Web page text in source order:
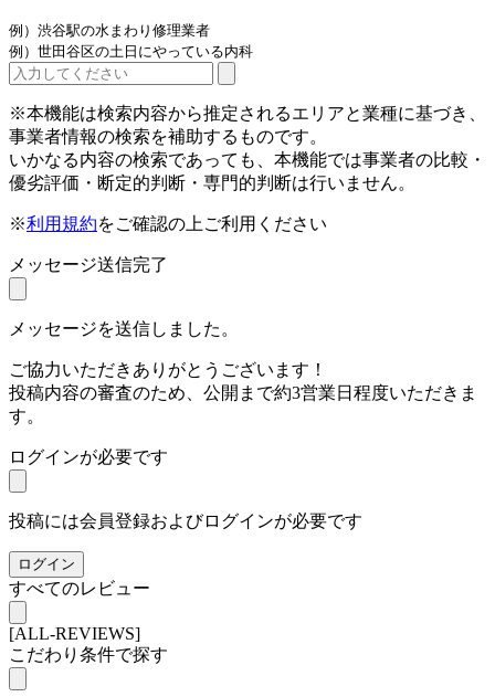
例）渋谷駅の水まわり修理業者
例）世田谷区の土日にやっている内科
※本機能は検索内容から推定されるエリアと業種に基づき、
事業者情報の検索を補助するものです。
いかなる内容の検索であっても、本機能では事業者の比較・
優劣評価・断定的判断・専門的判断は行いません。
※利用規約をご確認の上ご利用ください
メッセージ送信完了
メッセージを送信しました。
ご協力いただきありがとうございます！
投稿内容の審査のため、公開まで約3営業日程度いただきま
す。
ログインが必要です
投稿には会員登録およびログインが必要です
ログイン
すべてのレビュー
[ALL-REVIEWS]
こだわり条件で探す